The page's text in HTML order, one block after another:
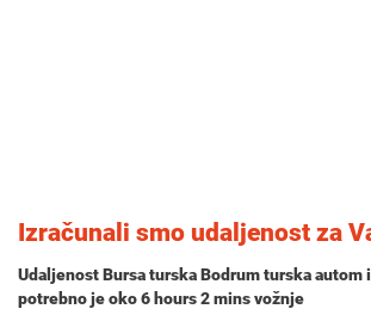
Izračunali smo udaljenost za
Udaljenost Bursa turska Bodrum turska autom
potrebno je oko6 hours 2 minsvožnje